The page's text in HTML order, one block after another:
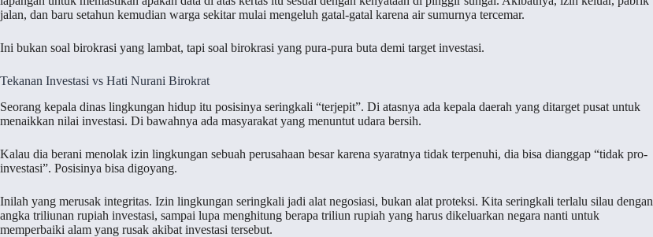
jalan, dan baru setahun kemudian warga sekitar mulai mengeluh gatal-gatal karena air sumurnya tercemar.
Ini bukan soal birokrasi yang lambat, tapi soal birokrasi yang pura-pura buta demi target investasi.
Tekanan Investasi vs Hati Nurani Birokrat
Seorang kepala dinas lingkungan hidup itu posisinya seringkali “terjepit”. Di atasnya ada kepala daerah yang ditarget pusat untuk
menaikkan nilai investasi. Di bawahnya ada masyarakat yang menuntut udara bersih.
Kalau dia berani menolak izin lingkungan sebuah perusahaan besar karena syaratnya tidak terpenuhi, dia bisa dianggap “tidak pro-
investasi”. Posisinya bisa digoyang.
Inilah yang merusak integritas. Izin lingkungan seringkali jadi alat negosiasi, bukan alat proteksi. Kita seringkali terlalu silau dengan
angka triliunan rupiah investasi, sampai lupa menghitung berapa triliun rupiah yang harus dikeluarkan negara nanti untuk
memperbaiki alam yang rusak akibat investasi tersebut.